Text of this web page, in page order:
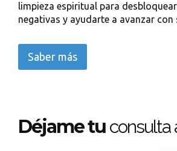
limpieza espiritual para
negativas y ayudarte a avanzar con
Saber más
Déjame tu consulta